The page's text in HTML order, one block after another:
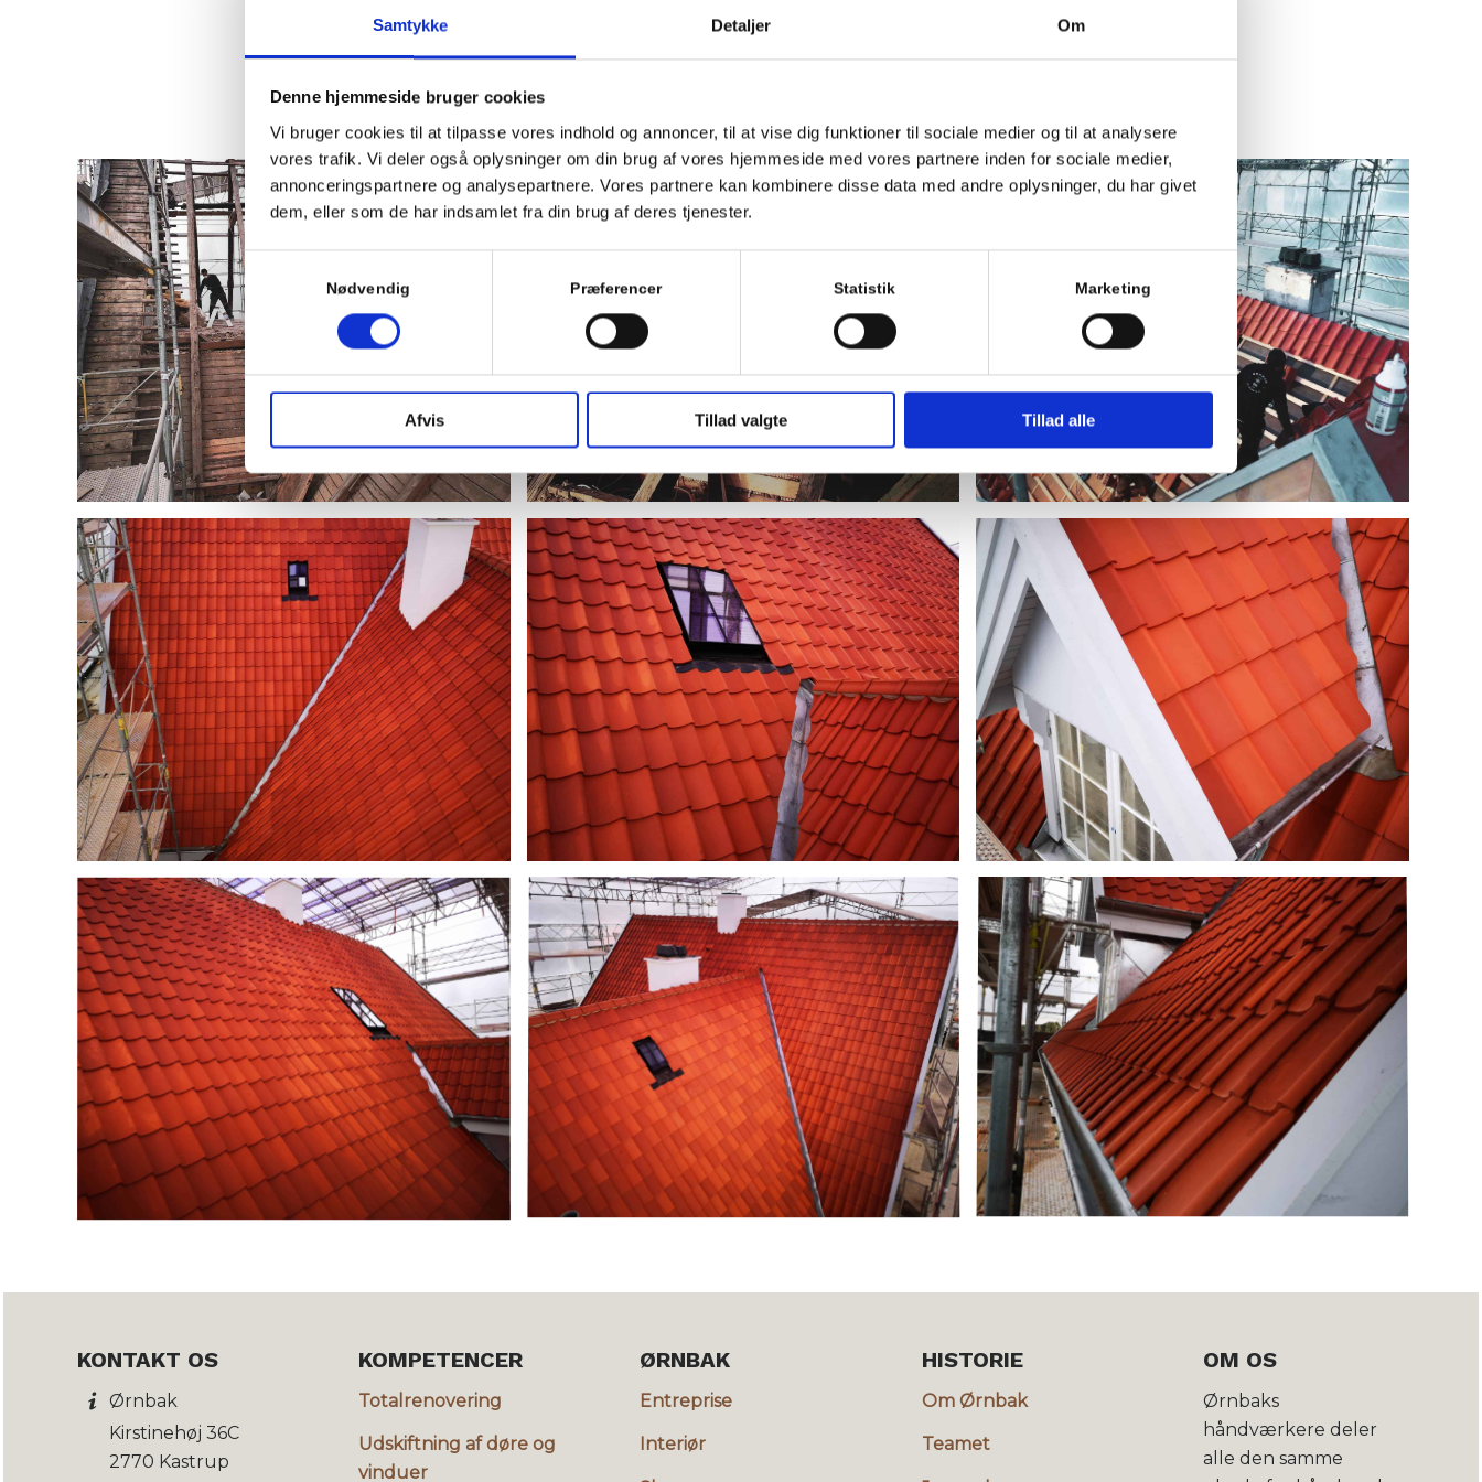
Samtykke Detaljer Om
Denne hjemmeside bruger cookies
Vi bruger cookies til at tilpasse vores indhold og annoncer, til at vise dig funktioner til sociale medier og til at analysere
vores trafik. Vi deler også oplysninger om din brug af vores hjemmeside med vores partnere inden for sociale medier,
annonceringspartnere og analysepartnere. Vores partnere kan kombinere disse data med andre oplysninger, du har givet
dem, eller som de har indsamlet fra din brug af deres tjenester.
Samtykkevalg
Nødvendig Præferencer Statistik Marketing
Afvis Tillad valgte Tillad alle
KONTAKT OS
Ørnbak
Kirstinehøj 36C
2770 Kastrup
KOMPETENCER
Totalrenovering
Udskiftning af døre og
vinduer
ØRNBAK
Entreprise
Interiør
HISTORIE
Om Ørnbak
Teamet
OM OS
Ørnbaks
håndværkere deler
alle den samme